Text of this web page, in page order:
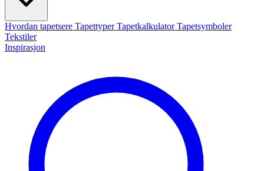
Hvordan tapetsere TapettyperTapetkalkulatorTapetsymboler
Tekstiler
Inspirasjon